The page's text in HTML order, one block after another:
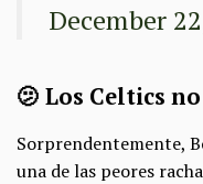
December
🫤 Los Celtics
Sorprendentemente,
una de las peores